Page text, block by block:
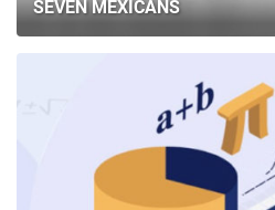
SEVEN MEXICANS